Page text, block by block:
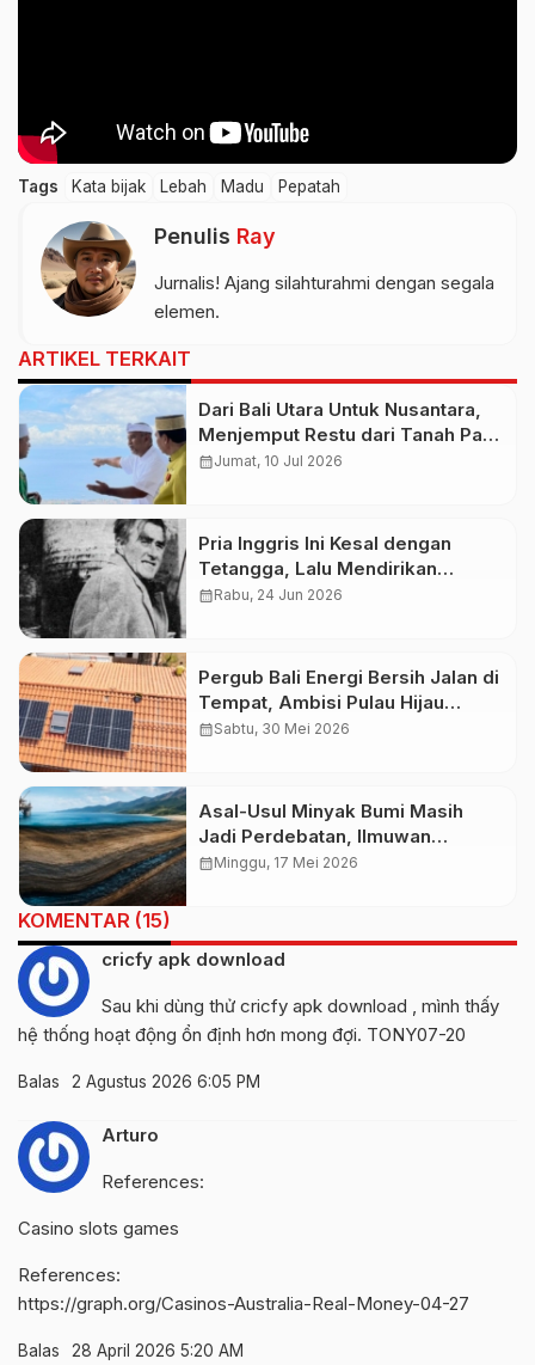
Tags Kata bijak Lebah Madu Pepatah
Penulis Ray
Jurnalis! Ajang silahturahmi dengan segala
elemen.
ARTIKEL TERKAIT
Dari Bali Utara Untuk Nusantara,
Menjemput Restu dari Tanah Para
Sultan
calendar_monthJumat, 10 Jul 2026
Pria Inggris Ini Kesal dengan
Tetangga, Lalu Mendirikan
Negara Sendiri di Tengah Laut
calendar_monthRabu, 24 Jun 2026
Pergub Bali Energi Bersih Jalan di
Tempat, Ambisi Pulau Hijau
Tersendat Implementasi
calendar_monthSabtu, 30 Mei 2026
Asal-Usul Minyak Bumi Masih
Jadi Perdebatan, Ilmuwan
Ungkap Fakta Geologi yang
calendar_monthMinggu, 17 Mei 2026
KOMENTAR (15)
cricfy apk download
Sau khi dùng thử cricfy apk download , mình thấy
hệ thống hoạt động ổn định hơn mong đợi. TONY07-20
Balas 2 Agustus 2026 6:05 PM
Arturo
References:
Casino slots games
References:
https://graph.org/Casinos-Australia-Real-Money-04-27
Balas 28 April 2026 5:20 AM